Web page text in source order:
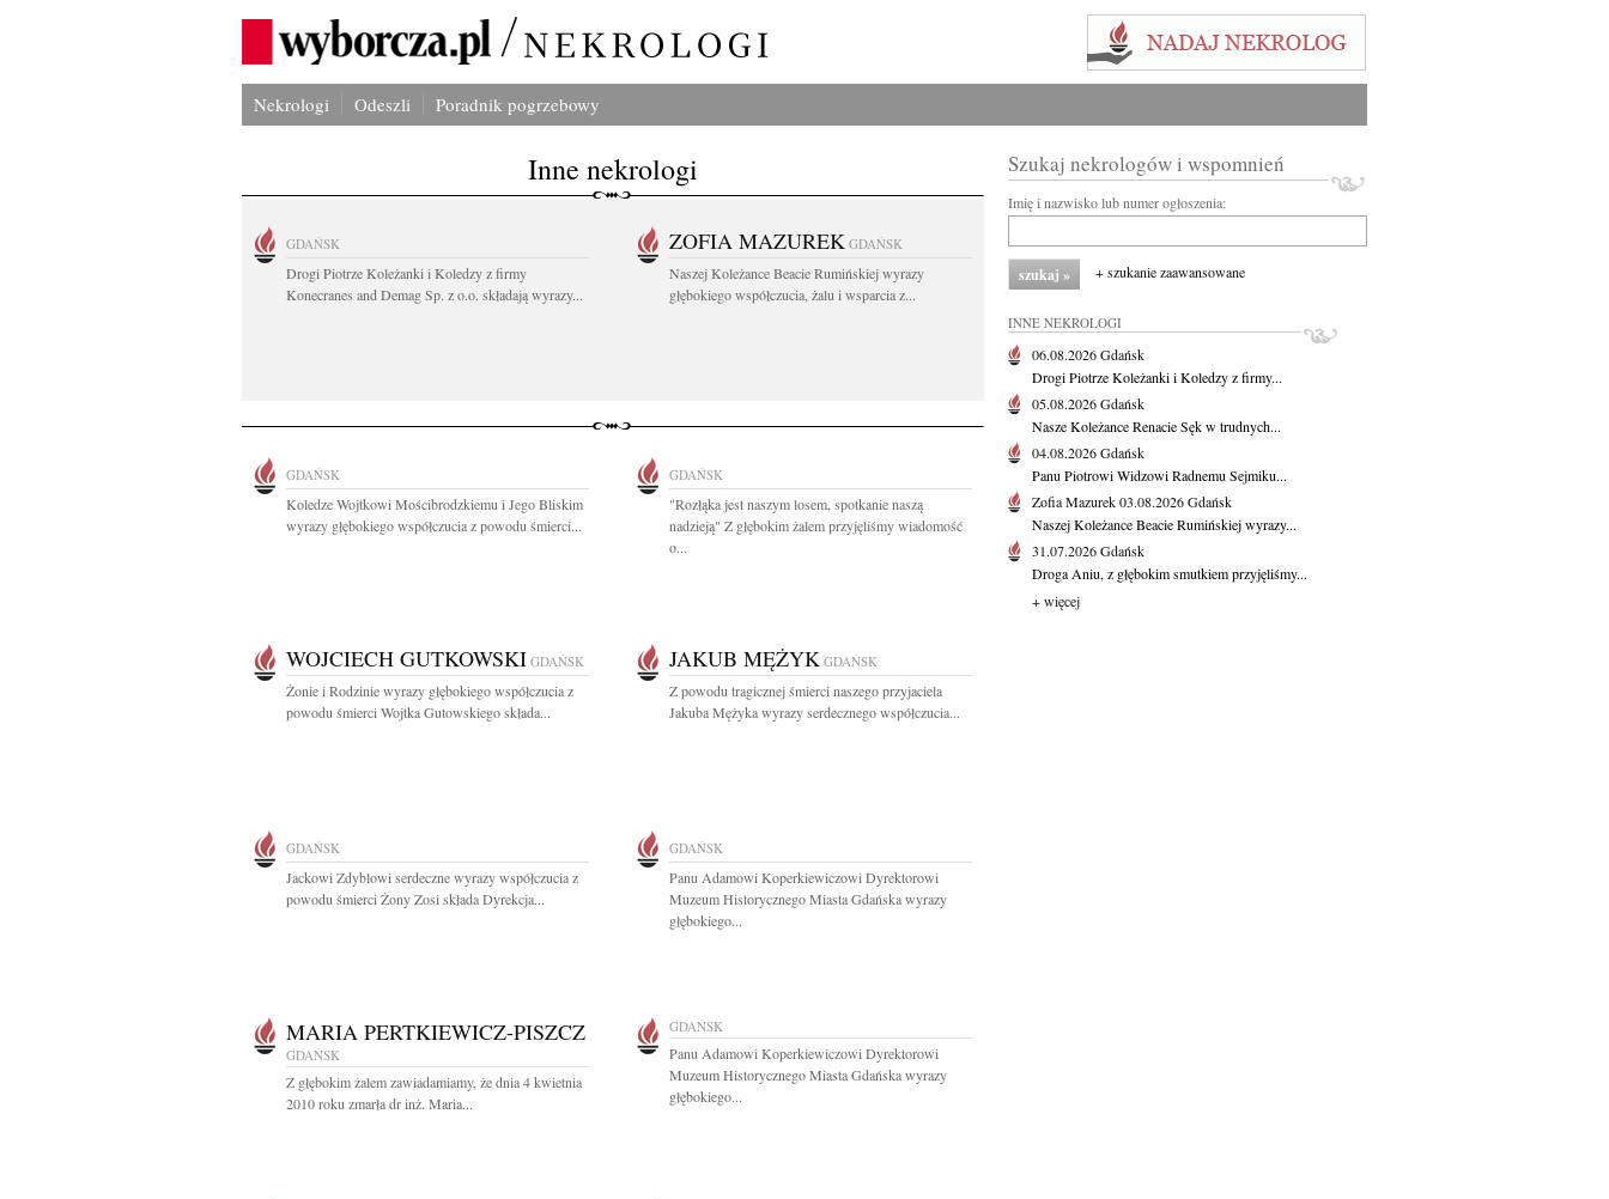
Nekrologi Odeszli Poradnik pogrzebowy
Inne nekrologi
GDAŃSK
Drogi Piotrze Koleżanki i Koledzy z firmy
Konecranes and Demag Sp. z o.o. składają wyrazy...
ZOFIA MAZUREK GDAŃSK
Naszej Koleżance Beacie Rumińskiej wyrazy
głębokiego współczucia, żalu i wsparcia z...
GDAŃSK
Koledze Wojtkowi Mościbrodzkiemu i Jego Bliskim
wyrazy głębokiego współczucia z powodu śmierci...
GDAŃSK
"Rozłąka jest naszym losem, spotkanie naszą
nadzieją" Z głębokim żalem przyjęliśmy wiadomość
o...
WOJCIECH GUTKOWSKI GDAŃSK
Żonie i Rodzinie wyrazy głębokiego współczucia z
powodu śmierci Wojtka Gutowskiego składa...
JAKUB MĘŻYK GDAŃSK
Z powodu tragicznej śmierci naszego przyjaciela
Jakuba Mężyka wyrazy serdecznego współczucia...
GDAŃSK
Jackowi Zdyblowi serdeczne wyrazy współczucia z
powodu śmierci Żony Zosi składa Dyrekcja...
GDAŃSK
Panu Adamowi Koperkiewiczowi Dyrektorowi
Muzeum Historycznego Miasta Gdańska wyrazy
głębokiego...
MARIA PERTKIEWICZ-PISZCZ
GDAŃSK
Z głębokim żalem zawiadamiamy, że dnia 4 kwietnia
2010 roku zmarła dr inż. Maria...
GDAŃSK
Panu Adamowi Koperkiewiczowi Dyrektorowi
Muzeum Historycznego Miasta Gdańska wyrazy
głębokiego...
Szukaj nekrologów i wspomnień
Imię i nazwisko lub numer ogłoszenia:
+ szukanie zaawansowane
INNE NEKROLOGI
06.08.2026Gdańsk
Drogi Piotrze Koleżanki i Koledzy z firmy...
05.08.2026Gdańsk
Nasze Koleżance Renacie Sęk w trudnych...
04.08.2026Gdańsk
Panu Piotrowi Widzowi Radnemu Sejmiku...
Zofia Mazurek03.08.2026Gdańsk
Naszej Koleżance Beacie Rumińskiej wyrazy...
31.07.2026Gdańsk
Droga Aniu, z głębokim smutkiem przyjęliśmy...
+ więcej